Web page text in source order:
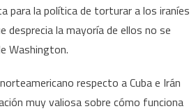
para la política de torturar a los iraníes
desprecia la mayoría de ellos no se
Washington.
respecto a Cuba e Irán
muy valiosa sobre cómo funciona